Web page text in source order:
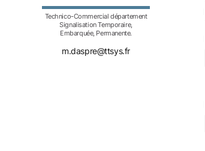
Technico-Commercial département
Signalisation Temporaire,
Embarquée, Permanente.
m.daspre@ttsys.fr